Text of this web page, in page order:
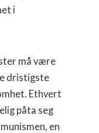
i
må være
dristigste
Ethvert
påta seg
en